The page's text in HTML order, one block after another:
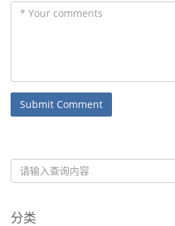
Comments
Submit Comment
分类